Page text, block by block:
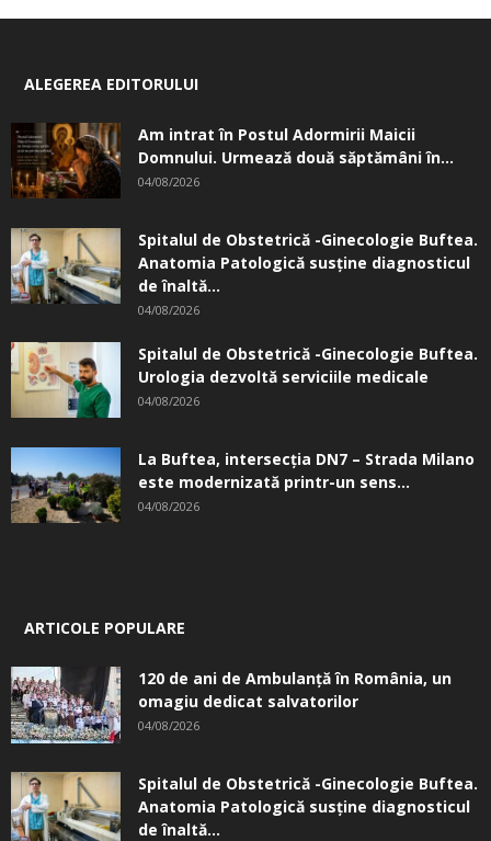
ALEGEREA EDITORULUI
Am intrat în Postul Adormirii Maicii
Domnului. Urmează două săptămâni în...
04/08/2026
Spitalul de Obstetrică -Ginecologie Buftea.
Anatomia Patologică susţine diagnosticul
de înaltă...
04/08/2026
Spitalul de Obstetrică -Ginecologie Buftea.
Urologia dezvoltă serviciile medicale
04/08/2026
La Buftea, intersecţia DN7 – Strada Milano
este modernizată printr-un sens...
04/08/2026
ARTICOLE POPULARE
120 de ani de Ambulanță în România, un
omagiu dedicat salvatorilor
04/08/2026
Spitalul de Obstetrică -Ginecologie Buftea.
Anatomia Patologică susţine diagnosticul
de înaltă...